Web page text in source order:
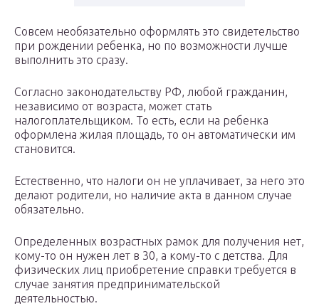
Совсем необязательно оформлять это свидетельство
при рождении ребенка, но по возможности лучше
выполнить это сразу.
Согласно законодательству РФ, любой гражданин,
независимо от возраста, может стать
налогоплательщиком. То есть, если на ребенка
оформлена жилая площадь, то он автоматически им
становится.
Естественно, что налоги он не уплачивает, за него это
делают родители, но наличие акта в данном случае
обязательно.
Определенных возрастных рамок для получения нет,
кому-то он нужен лет в 30, а кому-то с детства. Для
физических лиц приобретение справки требуется в
случае занятия предпринимательской
деятельностью.